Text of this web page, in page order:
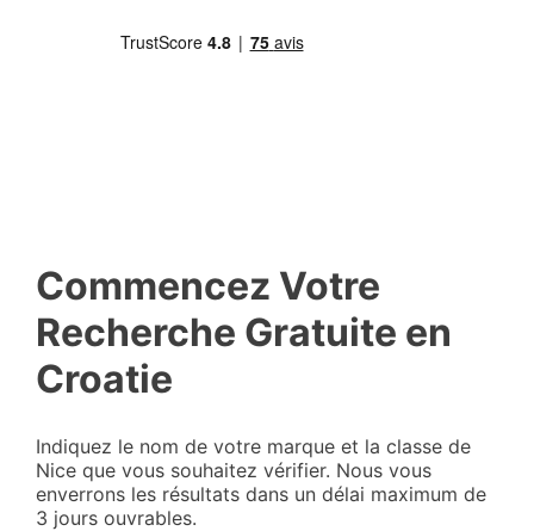
Commencez Votre
Recherche Gratuite en
Croatie
Indiquez le nom de votre marque et la classe de
Nice que vous souhaitez vérifier. Nous vous
enverrons les résultats dans un délai maximum de
3 jours ouvrables.